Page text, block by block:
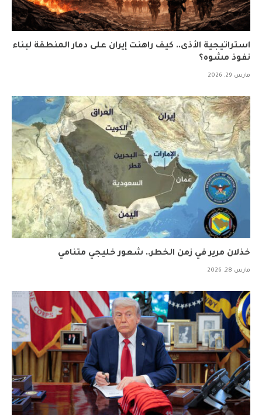
استراتيجية الأذى.. كيف راهنت إيران على دمار المنطقة لبناء
نفوذ مشوه؟
مارس 29, 2026
خذلان مرير في زمن الخطر.. شعور خليجي متنامي
مارس 28, 2026